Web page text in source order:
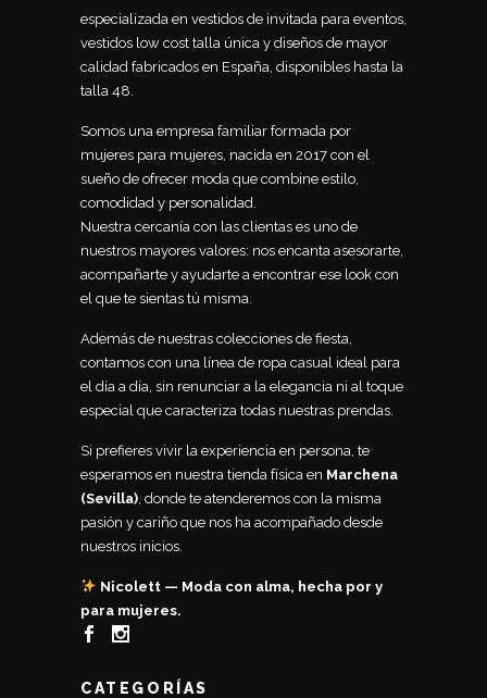
especializada en vestidos de invitada para eventos,
vestidos low cost talla única y diseños de mayor
calidad fabricados en España, disponibles hasta la
talla 48.
Somos una empresa familiar formada por
mujeres para mujeres, nacida en 2017 con el
sueño de ofrecer moda que combine estilo,
comodidad y personalidad.
Nuestra cercanía con las clientas es uno de
nuestros mayores valores: nos encanta asesorarte,
acompañarte y ayudarte a encontrar ese look con
el que te sientas tú misma.
Además de nuestras colecciones de fiesta,
contamos con una línea de ropa casual ideal para
el día a día, sin renunciar a la elegancia ni al toque
especial que caracteriza todas nuestras prendas.
Si prefieres vivir la experiencia en persona, te
esperamos en nuestra tienda física en Marchena
(Sevilla) , donde te atenderemos con la misma
pasión y cariño que nos ha acompañado desde
nuestros inicios.
Nicolett — Moda con alma, hecha por y
para mujeres.
CATEGORÍAS